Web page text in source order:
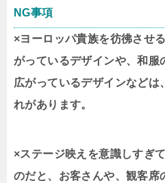
NG事項
×ヨーロッパ貴族を彷彿させ
がっているデザインや、和服
広がっているデザインなどは
れがあります。
×ステージ映えを意識しすぎ
のだと、お客さんや、観客席